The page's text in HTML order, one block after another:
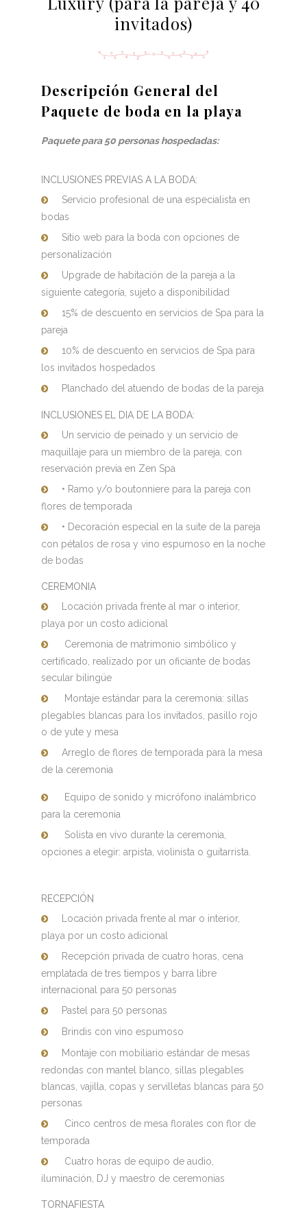
invitados)
Descripción General del
Paquete de boda en la playa
Paquete para 50 personas hospedadas:
INCLUSIONES PREVIAS A LA BODA:
Servicio profesional de una especialista en
bodas
Sitio web para la boda con opciones de
personalización
Upgrade de habitación de la pareja a la
siguiente categoría, sujeto a disponibilidad
15% de descuento en servicios de Spa para la
pareja
10% de descuento en servicios de Spa para
los invitados hospedados
Planchado del atuendo de bodas de la pareja
INCLUSIONES EL DIA DE LA BODA:
Un servicio de peinado y un servicio de
maquillaje para un miembro de la pareja, con
reservación previa en Zen Spa
• Ramo y/o boutonniere para la pareja con
flores de temporada
• Decoración especial en la suite de la pareja
con pétalos de rosa y vino espumoso en la noche
de bodas
CEREMONIA
Locación privada frente al mar o interior,
playa por un costo adicional
Ceremonia de matrimonio simbólico y
certificado, realizado por un oficiante de bodas
secular bilingüe
Montaje estándar para la ceremonia: sillas
plegables blancas para los invitados, pasillo rojo
o de yute y mesa
Arreglo de flores de temporada para la mesa
de la ceremonia
Equipo de sonido y micrófono inalámbrico
para la ceremonia
Solista en vivo durante la ceremonia,
opciones a elegir: arpista, violinista o guitarrista.
RECEPCIÓN
Locación privada frente al mar o interior,
playa por un costo adicional
Recepción privada de cuatro horas, cena
emplatada de tres tiempos y barra libre
internacional para 50 personas
Pastel para 50 personas
Brindis con vino espumoso
Montaje con mobiliario estándar de mesas
redondas con mantel blanco, sillas plegables
blancas, vajilla, copas y servilletas blancas para 50
personas
Cinco centros de mesa florales con flor de
temporada
Cuatro horas de equipo de audio,
iluminación, DJ y maestro de ceremonias
TORNAFIESTA